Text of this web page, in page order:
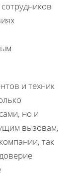
и техник
но и
вызовам,
так